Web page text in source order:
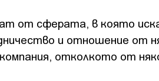
от сферата, в която
и отношение от
отколкото от